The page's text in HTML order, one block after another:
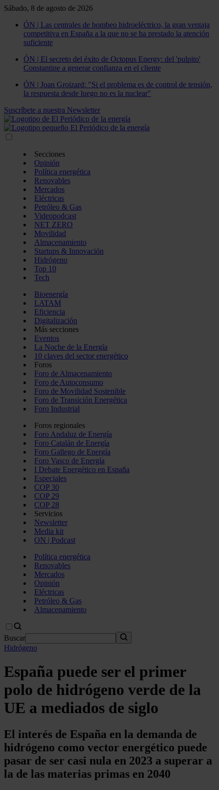
Sábado, 8 de agosto de 2026
ÓN | Las centrales de bombeo hidroeléctrico, la gran ventaja
competitiva en España a la que no se ha prestado la atención
suficiente
ÓN | El secreto del éxito de Octopus Energy: del 'pulpito'
Constantine a generar confianza en el cliente
ÓN | Joan Groizard: "Si el problema es de control de tensión,
la respuesta desde luego no es la nuclear"
Suscríbete a nuestra Newsletter
Secciones
Opinión
Política energética
Renovables
Mercados
Eléctricas
Petróleo & Gas
Videopodcast
NET ZERO
Movilidad
Almacenamiento
Startups & Innovación
Hidrógeno
Top 10
Tech
Bioenergía
LATAM
Eficiencia
Digitalización
Más secciones
Eventos
La Noche de la Energía
10 claves del sector energético
Foros
Foro de Almacenamiento
Foro de Autoconsumo
Foro de Movilidad Sostenible
Foro de Transición Energética
Foro Industrial
Foros regionales
Foro Andaluz de Energía
Foro Catalán de Energía
Foro Gallego de Energía
Foro Vasco de Energía
I Debate Energético en España
Especiales
COP 30
COP 29
COP 28
Servicios
Newsletter
Media kit
ON | Podcast
Política energética
Renovables
Mercados
Opinión
Eléctricas
Petróleo & Gas
Almacenamiento
Buscar
Hidrógeno
España puede ser el primer
polo de hidrógeno verde de la
UE a mediados de siglo
El interés de España en la demanda de
hidrógeno como vector energético puede
pasar de ser casi nula en 2023 a superar a
la de las materias primas en 2040